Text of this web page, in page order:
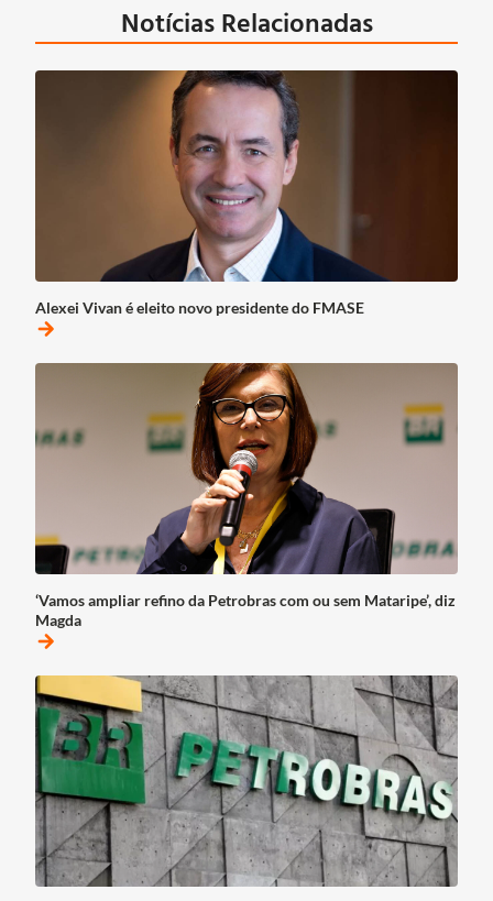
Notícias Relacionadas
Alexei Vivan é eleito novo presidente do FMASE
arrow_forward
‘Vamos ampliar refino da Petrobras com ou sem Mataripe’, diz
Magda
arrow_forward